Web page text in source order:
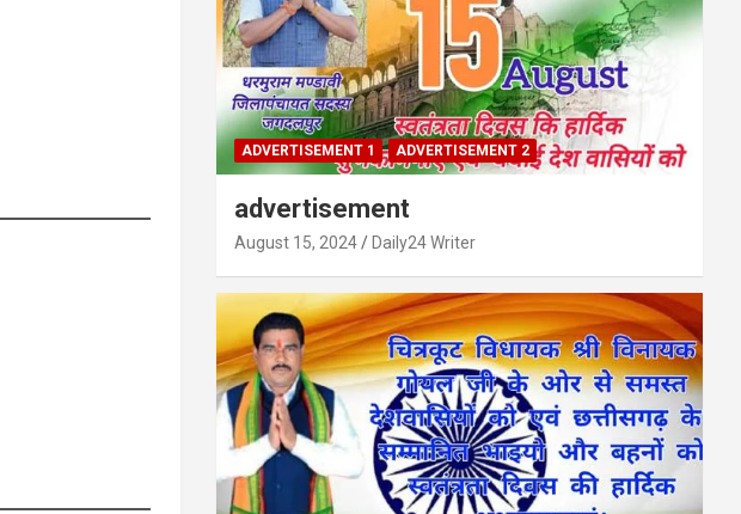
ADVERTISEMENT 1 ADVERTISEMENT 2
advertisement
August 15, 2024 Daily24 Writer